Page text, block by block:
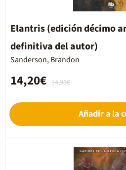
Elantris (edición décimo
definitiva del autor)
Sanderson, Brandon
14,95€
14,20€
Añadir a la